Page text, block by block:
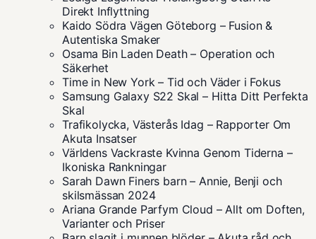
Direkt Inflyttning
Kaido Södra Vägen Göteborg – Fusion &
Autentiska Smaker
Osama Bin Laden Death – Operation och
Säkerhet
Time in New York – Tid och Väder i Fokus
Samsung Galaxy S22 Skal – Hitta Ditt Perfekta
Skal
Trafikolycka, Västerås Idag – Rapporter Om
Akuta Insatser
Världens Vackraste Kvinna Genom Tiderna –
Ikoniska Rankningar
Sarah Dawn Finers barn – Annie, Benji och
skilsmässan 2024
Ariana Grande Parfym Cloud – Allt om Doften,
Varianter och Priser